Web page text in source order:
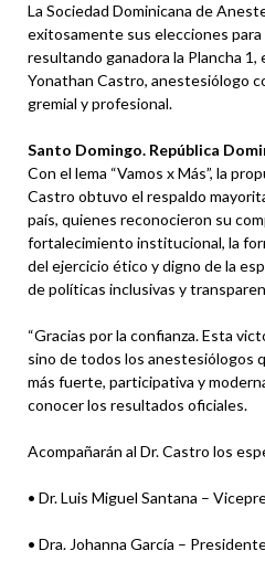
La Sociedad Dominicana de
exitosamente sus elecciones
resultando ganadora la Plancha 1,
Yonathan Castro, anestesiólogo
gremial y profesional.
Santo Domingo. República
Con el lema “Vamos x Más”, la
Castro obtuvo el respaldo
país, quienes reconocieron su
fortalecimiento institucional, la
del ejercicio ético y digno de la
de políticas inclusivas y
“Gracias por la confianza. Esta
sino de todos los anestesiólogos
más fuerte, participativa y
conocer los resultados oficiales.
Acompañarán al Dr. Castro los
• Dr. Luis Miguel Santana –
• Dra. Johanna García –